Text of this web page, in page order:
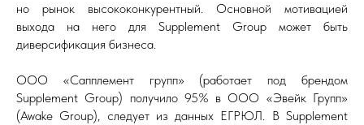
но рынок высококонкурентный. Основной мотивацией
выхода на него для Supplement Group может быть
диверсификация бизнеса.
ООО «Сапплемент групп» (работает под брендом
Supplement Group) получило 95% в ООО «Эвейк Групп»
(Awake Group), следует из данных ЕГРЮЛ. В Supplement